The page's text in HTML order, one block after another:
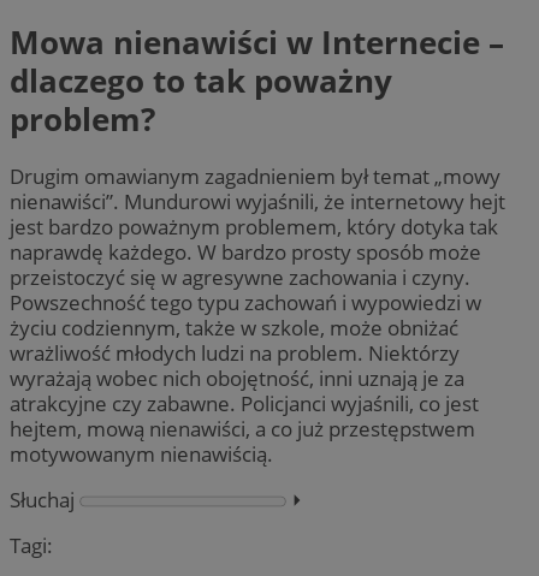
Mowa nienawiści w Internecie –
dlaczego to tak poważny
problem?
Drugim omawianym zagadnieniem był temat „mowy
nienawiści”. Mundurowi wyjaśnili, że internetowy hejt
jest bardzo poważnym problemem, który dotyka tak
naprawdę każdego. W bardzo prosty sposób może
przeistoczyć się w agresywne zachowania i czyny.
Powszechność tego typu zachowań i wypowiedzi w
życiu codziennym, także w szkole, może obniżać
wrażliwość młodych ludzi na problem. Niektórzy
wyrażają wobec nich obojętność, inni uznają je za
atrakcyjne czy zabawne. Policjanci wyjaśnili, co jest
hejtem, mową nienawiści, a co już przestępstwem
motywowanym nienawiścią.
Słuchaj
⏵︎
Tagi: